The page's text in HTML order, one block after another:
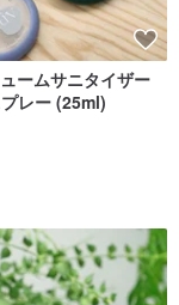
ームサニタイザー
レー (25ml)